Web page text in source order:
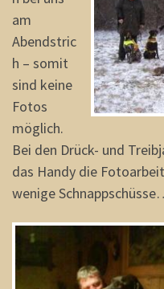
am
Abendstric
h – somit
sind keine
Fotos
möglich.
Bei den Drück- und
das Handy die
wenige